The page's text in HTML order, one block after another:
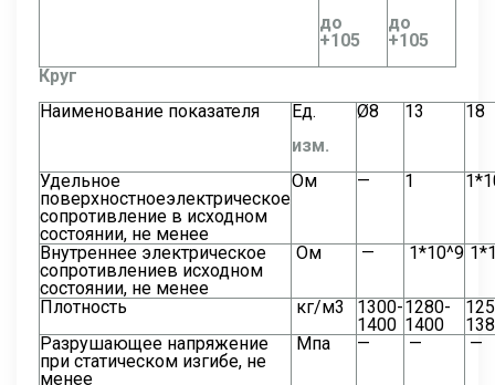
до
+105
до
+105
Круг
Наименование показателя
Ед.
изм.
Ø8 13 18
Удельное
поверхностноеэлектрическое
сопротивление в исходном
состоянии, не менее
Oм — 1
Внутреннее электрическое
сопротивлениев исходном
состоянии, не менее
Oм — 1*10^9
Плотность кг/м3
1300-
1400
1280-
1400
Разрушающее напряжение
при статическом изгибе, не
менее
Мпа — — —